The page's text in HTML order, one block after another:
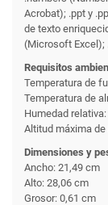
Acrobat); .ppt y
de texto
(Microsoft Excel);
Requisitos
Temperatura de
Temperatura de
Humedad
Altitud máxima
Dimensiones y
Ancho: 21,49 cm
Alto: 28,06 cm
Grosor: 0,61 cm